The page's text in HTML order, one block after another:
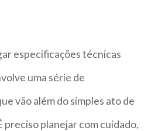
especificações técnicas
uma série de
vão além do simples ato de
preciso planejar com cuidado,